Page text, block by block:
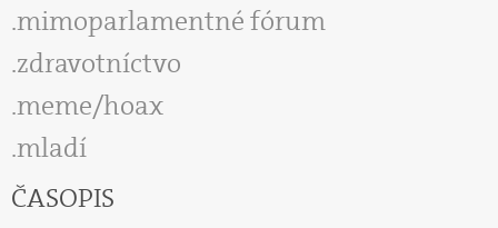
mimoparlamentné fórum
zdravotníctvo
meme/hoax
mladí
ČASOPIS